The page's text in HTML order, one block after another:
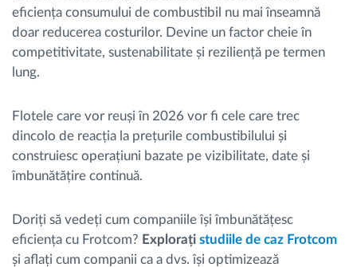
eficiența consumului de combustibil nu mai înseamnă
doar reducerea costurilor. Devine un factor cheie în
competitivitate, sustenabilitate și reziliență pe termen
lung.
Flotele care vor reuși în 2026 vor fi cele care trec
dincolo de reacția la prețurile combustibilului și
construiesc operațiuni bazate pe vizibilitate, date și
îmbunătățire continuă.
Doriți să vedeți cum companiile își îmbunătățesc
eficiența cu Frotcom? Explorați studiile de caz Frotcom
și aflați cum companii ca a dvs. își optimizează